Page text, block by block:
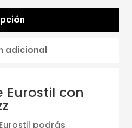
adicional
con
podrás